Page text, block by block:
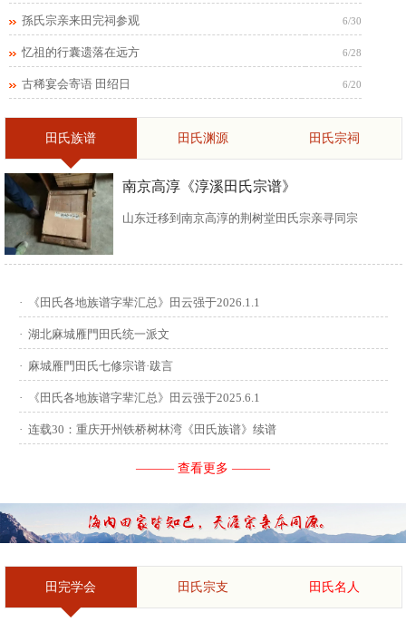
孫氏宗亲来田完祠参观 6/30
忆祖的行囊遗落在远方 6/28
古稀宴会寄语 田绍日 6/20
田氏族谱 田氏渊源 田氏宗祠
南京高淳《淳溪田氏宗谱》
山东迁移到南京高淳的荆树堂田氏宗亲寻同宗
· 《田氏各地族谱字辈汇总》田云强于2026.1.1
· 湖北麻城雁門田氏统一派文
· 麻城雁門田氏七修宗谱·跋言
· 《田氏各地族谱字辈汇总》田云强于2025.6.1
· 连载30：重庆开州铁桥树林湾《田氏族谱》续谱
——— 查看更多 ———
田完学会 田氏宗支 田氏名人